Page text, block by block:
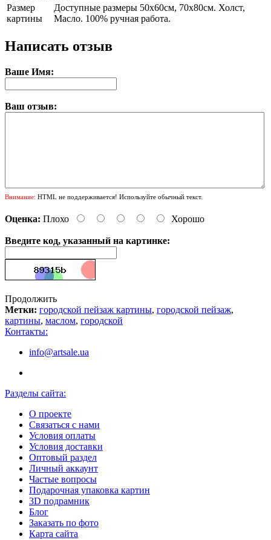
Размер
картины
Доступные размеры 50х60см, 70х80см. Холст,
Масло. 100% ручная работа.
Написать отзыв
Ваше Имя:
Ваш отзыв:
Внимание: HTML не поддерживается! Используйте обычный текст.
Оценка: Плохо Хорошо
Введите код, указанный на картинке:
Продолжить
Метки: городской пейзаж картины, городской пейзаж,
картины, маслом, городской
Контакты:
info@artsale.ua
Разделы сайта:
О проекте
Связаться с нами
Условия оплаты
Условия доставки
Оптовый раздел
Личный аккаунт
Частые вопросы
Подарочная упаковка картин
3D подрамник
Блог
Заказать по фото
Карта сайта